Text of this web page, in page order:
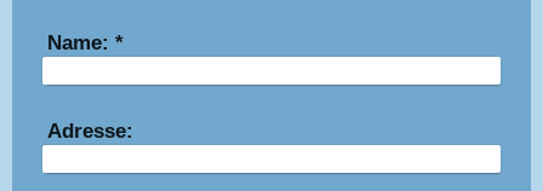
Name: *
Adresse: